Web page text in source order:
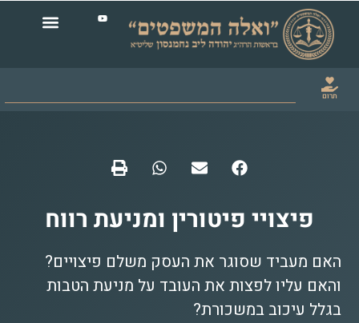
תרום
פיצויי פיטורין ומניעת רווח
האם מעביד שסוגר את העסק משלם פיצויים?
והאם עליו לפצות את העובד על מניעת הטבות
בגלל עיכוב במשכורת?